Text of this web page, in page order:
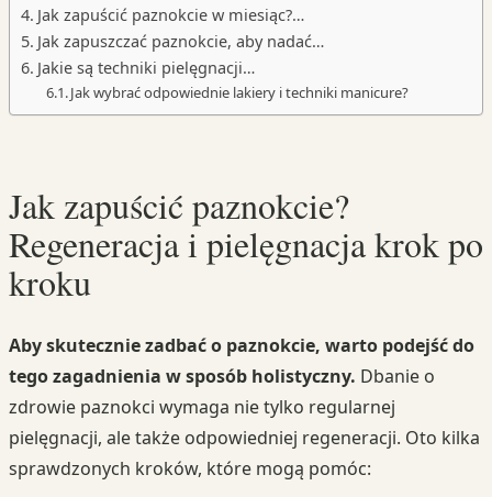
Jak zapuścić paznokcie w miesiąc?…
Jak zapuszczać paznokcie, aby nadać…
Jakie są techniki pielęgnacji…
Jak wybrać odpowiednie lakiery i techniki manicure?
Jak zapuścić paznokcie?
Regeneracja i pielęgnacja krok po
kroku
Aby skutecznie zadbać o paznokcie, warto podejść do
tego zagadnienia w sposób holistyczny. Dbanie o
zdrowie paznokci wymaga nie tylko regularnej
pielęgnacji, ale także odpowiedniej regeneracji. Oto kilka
sprawdzonych kroków, które mogą pomóc: